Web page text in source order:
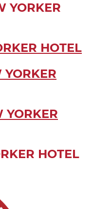
YORKER
HOTEL
YORKER
YORKER
HOTEL